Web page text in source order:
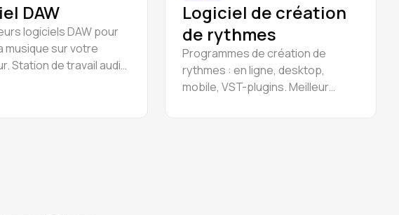
DAW
logiciels DAW pour
musique sur votre
Station de travail audio
Logiciel de création
de rythmes
Programmes de création de
rythmes : en ligne, desktop,
mobile, VST-plugins. Meilleur